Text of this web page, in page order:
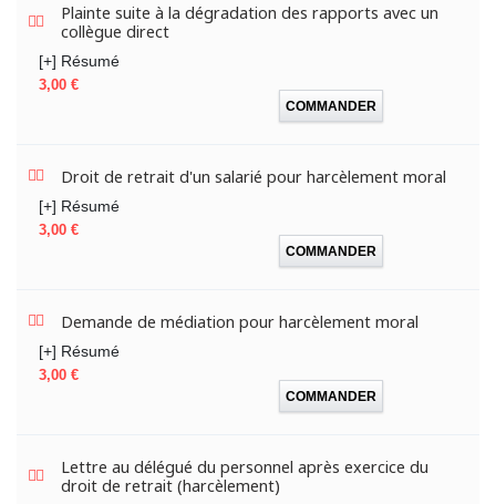
Plainte suite à la dégradation des rapports avec un
collègue direct
[+] Résumé
Prix
3,00 €
COMMANDER
Droit de retrait d'un salarié pour harcèlement moral
[+] Résumé
Prix
3,00 €
COMMANDER
Demande de médiation pour harcèlement moral
[+] Résumé
Prix
3,00 €
COMMANDER
Lettre au délégué du personnel après exercice du
droit de retrait (harcèlement)